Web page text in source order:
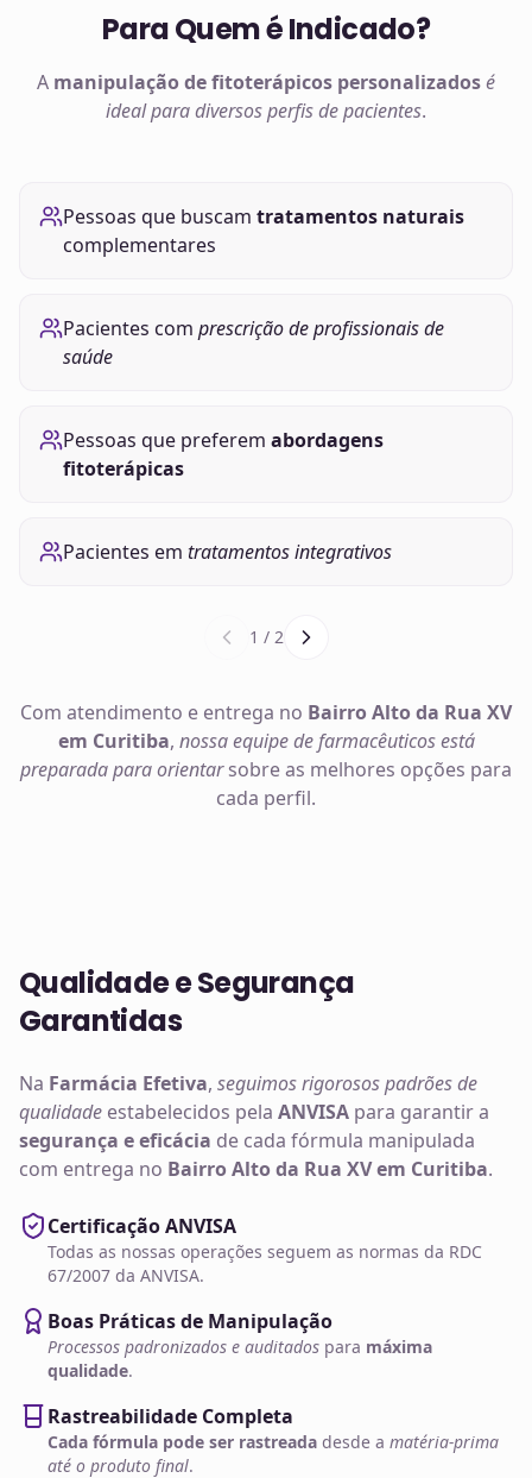
Para Quem é Indicado?
A manipulação defitoterápicos personalizadosé
ideal para diversos perfis de pacientes.
Pessoas que buscam tratamentos naturais
complementares
Pacientes com prescrição de profissionais de
saúde
Pessoas que preferem abordagens
fitoterápicas
Pacientes em tratamentos integrativos
1 / 2
Com atendimento e entrega no Bairro Alto da Rua XV
em Curitiba, nossa equipe de farmacêuticos está
preparada para orientarsobre as melhores opções para
cada perfil.
Qualidade e Segurança
Garantidas
Na Farmácia Efetiva, seguimos rigorosos padrões de
qualidade estabelecidos pela ANVISA para garantir a
segurança e eficácia de cada fórmula manipulada
com entrega no Bairro Alto da Rua XV em Curitiba.
Certificação ANVISA
Todas as nossas operações seguem as normas da RDC
67/2007 da ANVISA.
Boas Práticas de Manipulação
Processos padronizados e auditados para máxima
qualidade.
Rastreabilidade Completa
Cada fórmula pode ser rastreada desde a matéria-prima
até o produto final.